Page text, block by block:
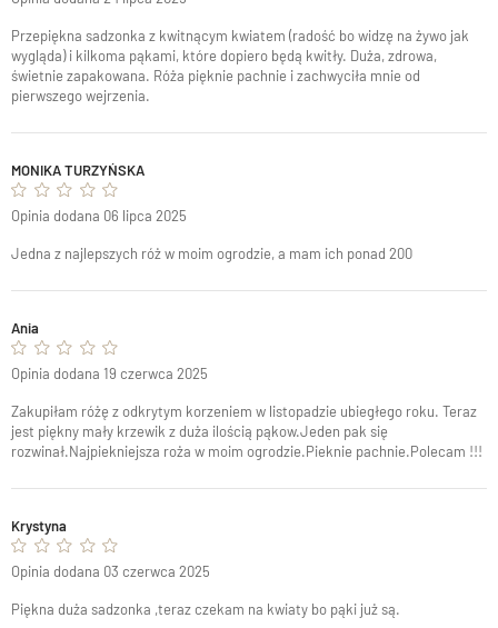
Przepiękna sadzonka z kwitnącym kwiatem (radość bo widzę na żywo jak
wygląda) i kilkoma pąkami, które dopiero będą kwitły. Duża, zdrowa,
świetnie zapakowana. Róża pięknie pachnie i zachwyciła mnie od
pierwszego wejrzenia.
MONIKA TURZYŃSKA
Jedna z najlepszych róż w moim ogrodzie, a mam ich ponad 200
Ania
Opinia dodana 06 lipca 2025
Zakupiłam różę z odkrytym korzeniem w listopadzie ubiegłego roku. Teraz
jest piękny mały krzewik z duża ilością pąkow.Jeden pak się
rozwinał.Najpiekniejsza roża w moim ogrodzie.Pieknie pachnie.Polecam !!!
Krystyna
Opinia dodana 19 czerwca 2025
Piękna duża sadzonka ,teraz czekam na kwiaty bo pąki już są.
Opinia dodana 03 czerwca 2025